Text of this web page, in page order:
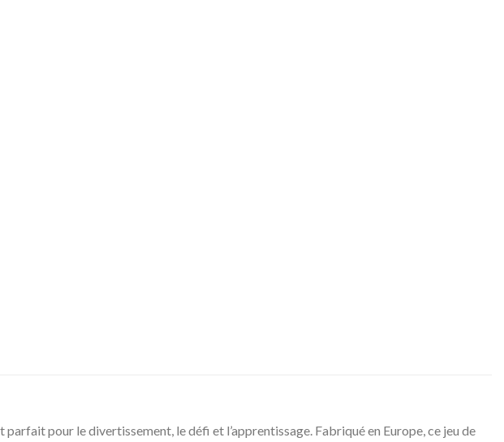
pour le divertissement, le défi et l’apprentissage. Fabriqué en Europe, ce jeu de